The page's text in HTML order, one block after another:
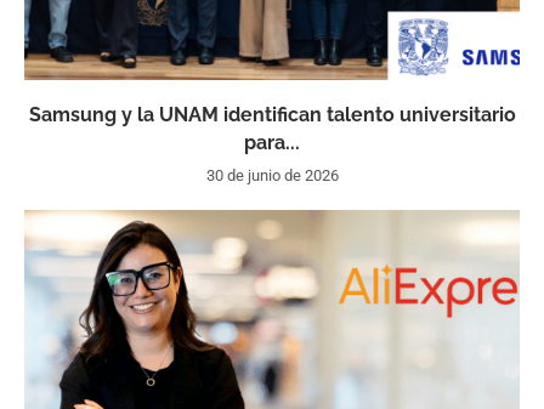
Samsung y la UNAM identifican talento universitario
para...
30 de junio de 2026